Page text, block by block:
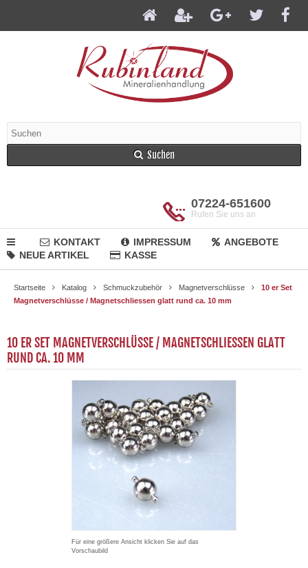
Suchen
07224-651600
Rufen Sie uns an
KONTAKT IMPRESSUM
ANGEBOTE
NEUE ARTIKEL
KASSE
Startseite Katalog Schmuckzubehör Magnetverschlüsse
10 er Set
Magnetverschlüsse / Magnetschliessen glatt rund ca. 10 mm
10 ER SET MAGNETVERSCHLÜSSE / MAGNETSCHLIESSEN GLATT
RUND CA. 10 MM
Für eine größere Ansicht klicken Sie auf das
Vorschaubild